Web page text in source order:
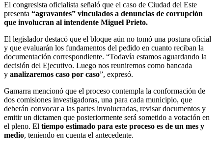
El congresista oficialista señaló que el caso de Ciudad del Este
presenta “agravantes” vinculados a denuncias de corrupción
que involucran al intendente Miguel Prieto.
El legislador destacó que el bloque aún no tomó una postura oficial
y que evaluarán los fundamentos del pedido en cuanto reciban la
documentación correspondiente. “Todavía estamos aguardando la
decisión del Ejecutivo. Luego nos reuniremos como bancada
y analizaremos caso por caso”, expresó.
Gamarra mencionó que el proceso contempla la conformación de
dos comisiones investigadoras, una para cada municipio, que
deberán convocar a las partes involucradas, revisar documentos y
emitir un dictamen que posteriormente será sometido a votación en
el pleno. El tiempo estimado para este proceso es de un mes y
medio, teniendo en cuenta el antecedente.